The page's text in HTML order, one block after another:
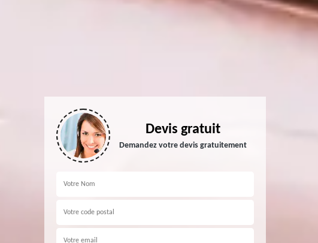
Devis gratuit
Demandez votre devis gratuitement